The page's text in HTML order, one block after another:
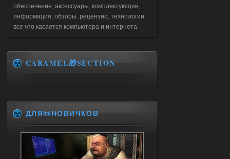
обеспечение, аксессуары, комплектующие,
информация, обзоры, рецензии, технологии -
все что касается компьютера и интернета.
CARAMEL🎁SECTION
ДЛЯ📜НОВИЧКОВ